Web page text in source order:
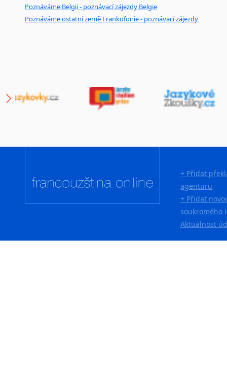
Poznáváme Belgii - poznávací zájezdy Belgie
Poznáváme ostatní země Frankofonie - poznávací zájezdy
+ Přidat
agenturu
+ Přidat
soukromého
Aktuálnost